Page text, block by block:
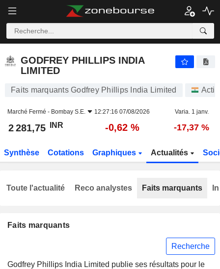
GODFREY PHILLIPS INDIA
LIMITED
Faits marquants Godfrey Phillips India Limited
Marché Fermé - Bombay S.E. 12:27:16 07/08/2026 Varia. 1 janv.
2 281,75 INR -0,62 % -17,37 %
Synthèse Cotations Graphiques Actualités
Faits marquants
Recherche
Godfrey Phillips India Limited publie ses résultats pour le
Toute l'actualité Reco analystes Faits marquants